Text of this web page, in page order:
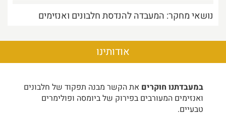
נושאי מחקר: המעבדה להנדסת חלבונים ואנזימים
אודותינו
במעבדתנו חוקרים את הקשר מבנה תפקוד של חלבונים
ואנזימים המעורבים בפירוק של ביומסה ופולימרים
טבעיים.